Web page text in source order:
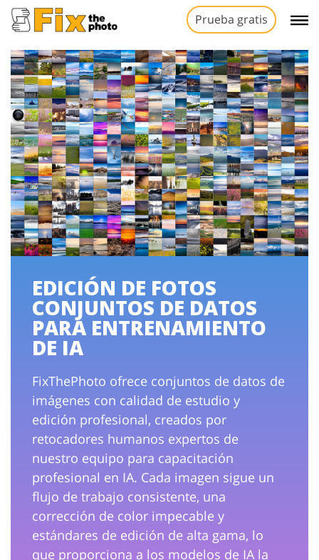
Prueba gratis
EDICIÓN DE FOTOS
CONJUNTOS DE DATOS
PARA ENTRENAMIENTO
DE IA
FixThePhoto ofrece conjuntos de datos de
imágenes con calidad de estudio y
edición profesional, creados por
retocadores humanos expertos de
nuestro equipo para capacitación
profesional en IA. Cada imagen sigue un
flujo de trabajo consistente, una
corrección de color impecable y
estándares de edición de alta gama, lo
que proporciona a los modelos de IA la